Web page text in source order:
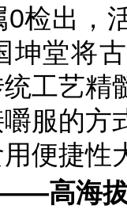
检出，
坤堂将
工艺精
服的方
便捷性
高海